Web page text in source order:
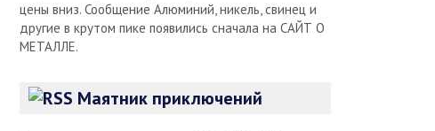
цены вниз. Сообщение Алюминий, никель, свинец и
другие в крутом пике появились сначала на САЙТ О
МЕТАЛЛЕ.
Маятник приключений